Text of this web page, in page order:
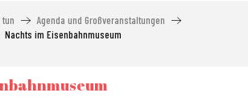
tun
Agenda und Großveranstaltungen
Nachts im Eisenbahnmuseum